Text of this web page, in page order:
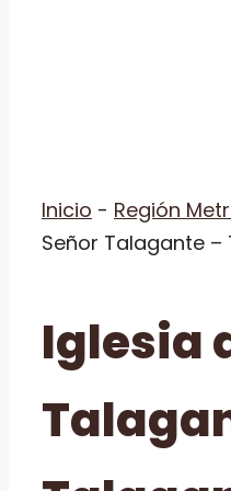
Inicio - Región
Señor Talagante
Iglesia